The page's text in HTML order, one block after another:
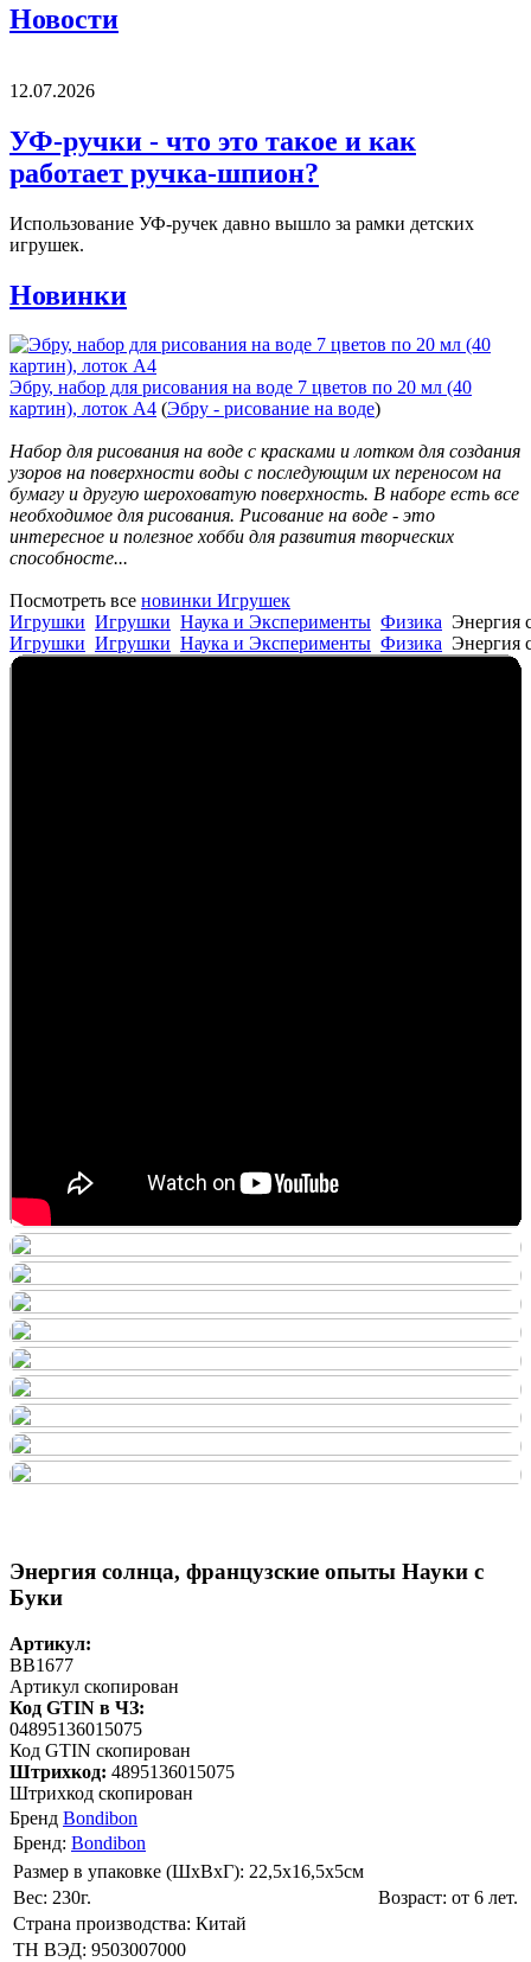
Новости
12.07.2026
УФ-ручки - что это такое и как
работает ручка-шпион?
Использование УФ-ручек давно вышло за рамки детских
игрушек.
Новинки
Эбру, набор для рисования на воде 7 цветов по 20 мл (40
картин), лоток А4 (Эбру - рисование на воде)
Набор для рисования на воде с красками и лотком для создания
узоров на поверхности воды с последующим их переносом на
бумагу и другую шероховатую поверхность. В наборе есть все
необходимое для рисования. Рисование на воде - это
интересное и полезное хобби для развития творческих
способносте...
Посмотреть все новинки Игрушек
Игрушки Игрушки Наука и Эксперименты Физика Энергия
Игрушки Игрушки Наука и Эксперименты Физика Энергия
Энергия солнца, французские опыты Науки с
Буки
Артикул:
BB1677
Артикул скопирован
Код GTIN в ЧЗ:
04895136015075
Код GTIN скопирован
Штрихкод: 4895136015075
Штрихкод скопирован
Бренд Bondibon
Бренд: Bondibon
Размер в упаковке (ШхВxГ): 22,5х16,5х5cм
Вес: 230г.
Возраст: от 6 лет.
Страна производства: Китай
ТН ВЭД: 9503007000